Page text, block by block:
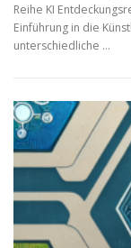
Reihe KI
Einführung in die
unterschiedliche …